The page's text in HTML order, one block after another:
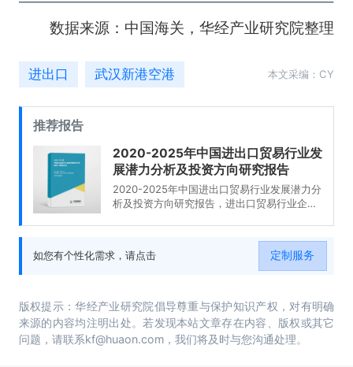
数据来源：中国海关，华经产业研究院整理
进出口 武汉新港空港 本文采编：CY
推荐报告
2020-2025年中国进出口贸易行业发
展潜力分析及投资方向研究报告
2020-2025年中国进出口贸易行业发展潜力分
析及投资方向研究报告，进出口贸易行业企业
易行业投资风险与营销分析，2020-2025年中
国进出口贸易行业发展战略及规划建议。
如您有个性化需求，请点击 定制服务
版权提示：华经产业研究院倡导尊重与保护知识产权，对有明确
来源的内容均注明出处。若发现本站文章存在内容、版权或其它
问题，请联系kf@huaon.com，我们将及时与您沟通处理。